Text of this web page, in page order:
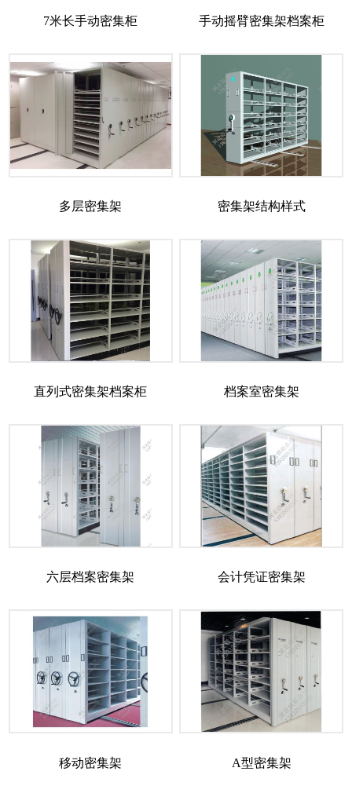
7米长手动密集柜 手动摇臂密集架档案柜
多层密集架 密集架结构样式
直列式密集架档案柜 档案室密集架
六层档案密集架 会计凭证密集架
移动密集架 A型密集架